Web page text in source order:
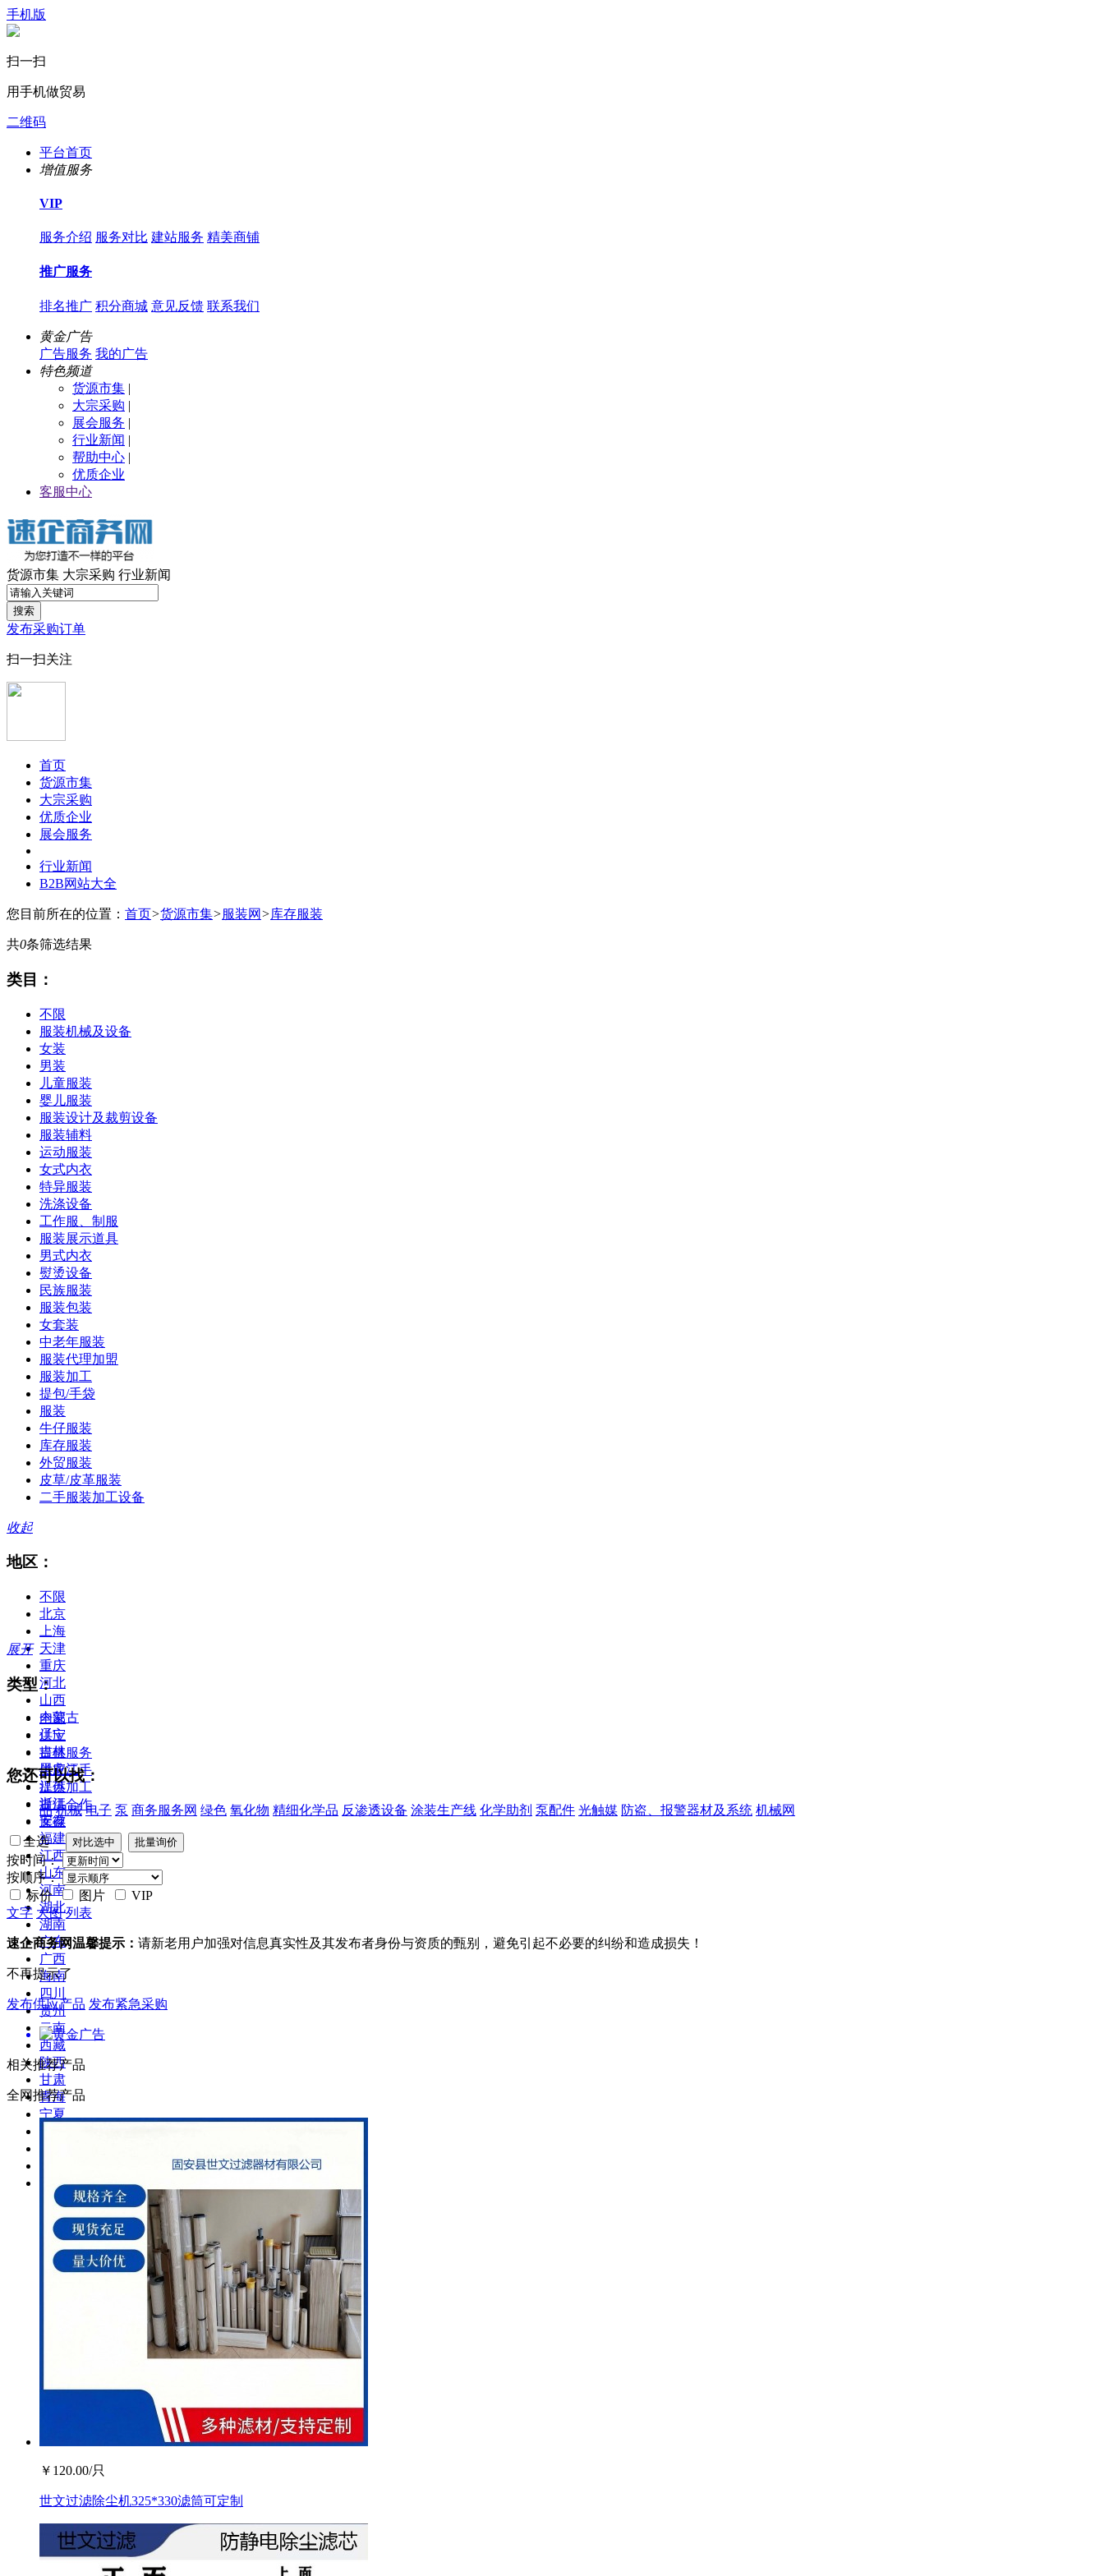
手机版
扫一扫
用手机做贸易
二维码
平台首页
增值服务
VIP
服务介绍 服务对比 建站服务 精美商铺
推广服务
排名推广 积分商城 意见反馈 联系我们
黄金广告
广告服务 我的广告
特色频道
货源市集 |
大宗采购 |
展会服务 |
行业新闻 |
帮助中心 |
优质企业
客服中心
货源市集 大宗采购 行业新闻
搜索
发布采购订单
扫一扫关注
首页
货源市集
大宗采购
优质企业
展会服务
行业新闻
B2B网站大全
您目前所在的位置： 首页>货源市集>服装网 >库存服装
共0条筛选结果
类目：
不限
服装机械及设备
女装
男装
儿童服装
婴儿服装
服装设计及裁剪设备
服装辅料
运动服装
女式内衣
特异服装
洗涤设备
工作服、制服
服装展示道具
男式内衣
熨烫设备
民族服装
服装包装
女套装
中老年服装
服装代理加盟
服装加工
提包/手袋
服装
牛仔服装
库存服装
外贸服装
皮草/皮革服装
二手服装加工设备
收起
地区：
不限
北京
上海
天津
重庆
河北
山西
内蒙古
辽宁
吉林
黑龙江
江苏
浙江
安徽
福建
江西
山东
河南
湖北
湖南
广东
广西
海南
四川
贵州
云南
西藏
陕西
甘肃
青海
宁夏
澳门
展开
类型：
全部
供应
提供服务
供应二手
提供加工
提供合作
库存
您还可以找：
品 机械 电子 泵 商务服务网 绿色 氧化物 精细化学品 反渗透设备 涂装生产线 化学助剂 泵配件 光触媒 防盗、报警器材及系统 机械网
全选
按时间：
按顺序：
标价
图片
VIP
文字 大图 列表
速企商务网温馨提示： 请新老用户加强对信息真实性及其发布者身份与资质的甄别，避免引起不必要的纠纷和造成损失！
不再提示了
发布供应产品 发布紧急采购
相关推荐产品
全网推荐产品
￥ 120.00/只
世文过滤除尘机325*330滤筒可定制